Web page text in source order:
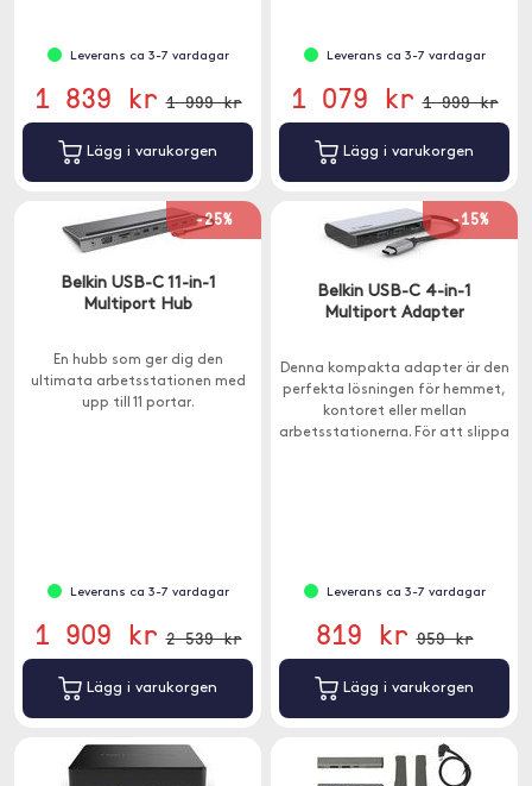
Leverans ca 3-7 vardagar
1 839 kr 1 999 kr
Lägg i varukorgen
Leverans ca 3-7 vardagar
1 079 kr 1 999 kr
Lägg i varukorgen
-25%
Belkin USB-C 11-in-1
Multiport Hub
En hubb som ger dig den
ultimata arbetsstationen med
upp till 11 portar.
Leverans ca 3-7 vardagar
1 909 kr 2 539 kr
Lägg i varukorgen
-15%
Belkin USB-C 4-in-1
Multiport Adapter
Denna kompakta adapter är den
perfekta lösningen för hemmet,
kontoret eller mellan
arbetsstationerna. För att slippa
Leverans ca 3-7 vardagar
819 kr 959 kr
Lägg i varukorgen